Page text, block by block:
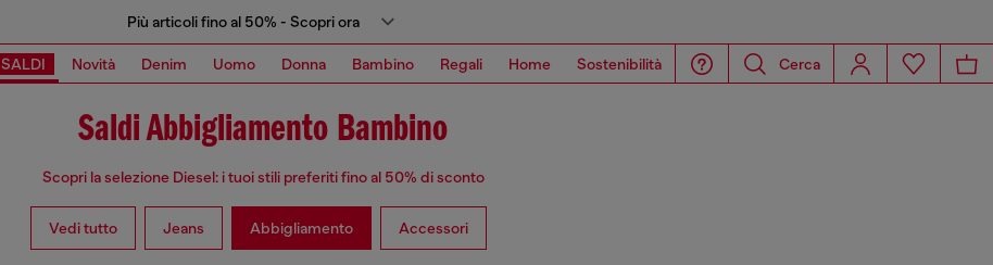
Più articoli fino al 50% - Scopri ora
SALDI Novità Denim Uomo Donna Bambino Regali Home Sostenibilità Cerca
Saldi Abbigliamento Bambino
Scopri la selezione Diesel: i tuoi stili preferiti fino al 50% di sconto
Vedi tutto Jeans Abbigliamento Accessori